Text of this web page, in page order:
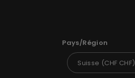
Pays/Région
Suisse (CHF CHF)